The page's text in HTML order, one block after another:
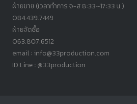
ฝ่ายขาย (เวลาทำการ จ-ส 8:33~17:33 น.)
084.439.7449
ฝ่ายจัดซื้อ
063.807.6512
email : info@33production.com
ID Line : @33production